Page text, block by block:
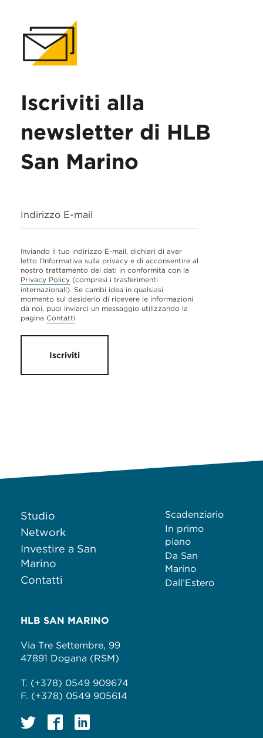
Iscriviti alla
newsletter di HLB
San Marino
Indirizzo E-mail
Inviando il tuo indirizzo E-mail, dichiari di aver
letto l'Informativa sulla privacy e di acconsentire al
nostro trattamento dei dati in conformità con la
Privacy Policy (compresi i trasferimenti
internazionali). Se cambi idea in qualsiasi
momento sul desiderio di ricevere le informazioni
da noi, puoi inviarci un messaggio utilizzando la
pagina Contatti
Iscriviti
Studio
Network
Investire a San
Marino
Contatti
Scadenziario
In primo
piano
Da San
Marino
Dall’Estero
HLB SAN MARINO
Via Tre Settembre, 99
47891 Dogana (RSM)
T. (+378) 0549 909674
F. (+378) 0549 905614